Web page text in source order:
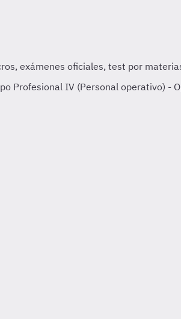
Profesional IV (Personal operativo) -